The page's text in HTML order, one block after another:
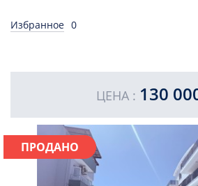
Избранное 0
ЦЕНА : 130
ПРОДАНО